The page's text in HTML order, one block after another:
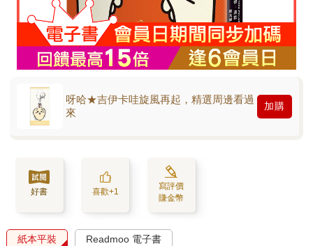
呀哈★吉伊卡哇旋風再起，精選周邊看過
來
加購
好書 喜歡+1
寫評價
賺金幣
紙本平裝 Readmoo 電子書